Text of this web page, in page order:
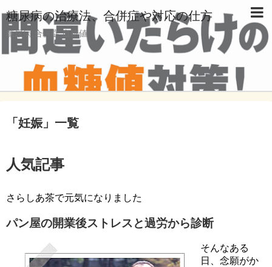
糖尿病の治療法、合併症や対応の仕方
糖尿病,合併症,血糖値
「 妊娠」 一覧
人気記事
さらしあ茶で元気になりました
パン屋の開業後ストレスと過労から診断
そんなある
日、念願がか